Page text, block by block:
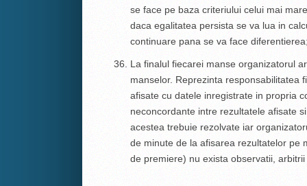
se face pe baza criteriului celui mai
daca egalitatea persista se va lua in
continuare pana se va face
La finalul fiecarei manse organizatorul
manselor. Reprezinta responsabilitatea
afisate cu datele inregistrate in propria
neconcordante intre rezultatele afisate
acestea trebuie rezolvate iar
de minute de la afisarea rezultatelor pe
de premiere) nu exista observatii,